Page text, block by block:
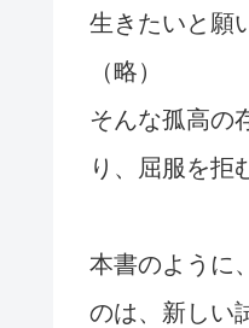
生きたいと願
（略）
そんな孤高の
り、屈服を拒
本書のように
のは、新しい